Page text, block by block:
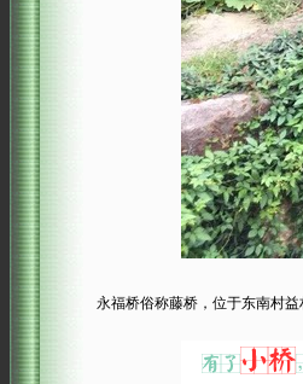
永福桥俗称藤桥，位于东南村益